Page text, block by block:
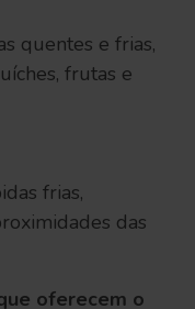
quentes e frias,
frutas e
frias,
das
oferecem o